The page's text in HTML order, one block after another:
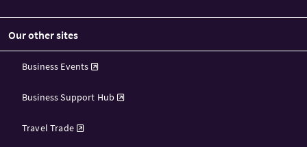
Our other sites
Business Events
Business Support Hub
Travel Trade